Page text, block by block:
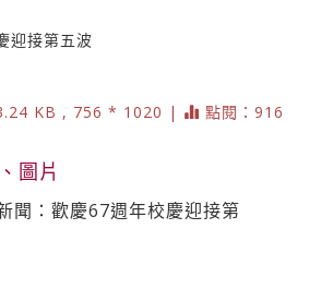
迎接第五波
KB , 756 * 1020 | 點閱：916
圖片
聞：歡慶67週年校慶迎接第